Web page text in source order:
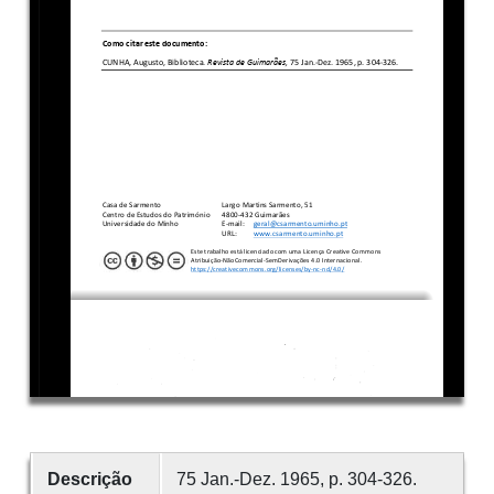
Descrição 75 Jan.-Dez. 1965, p. 304-326.